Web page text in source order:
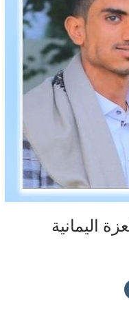
اليمانية